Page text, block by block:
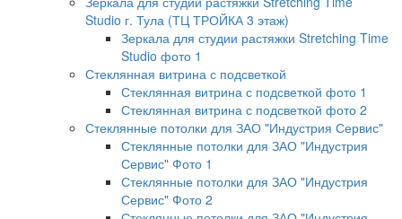
Studio г. Тула (ТЦ ТРОЙКА 3 этаж)
Зеркала для студии растяжки Stretching Time
Studio фото 1
Стеклянная витрина с подсветкой
Стеклянная витрина с подсветкой фото 1
Стеклянная витрина с подсветкой фото 2
Стеклянные потолки для ЗАО "Индустрия Сервис"
Стеклянные потолки для ЗАО "Индустрия
Сервис" Фото 1
Стеклянные потолки для ЗАО "Индустрия
Сервис" Фото 2